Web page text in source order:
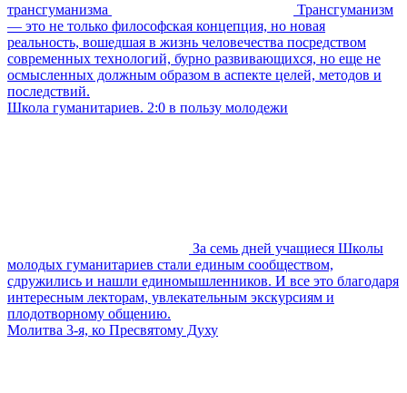
трансгуманизма
Трансгуманизм
— это не только философская концепция, но новая
реальность, вошедшая в жизнь человечества посредством
современных технологий, бурно развивающихся, но еще не
осмысленных должным образом в аспекте целей, методов и
последствий.
Школа гуманитариев. 2:0 в пользу молодежи
За семь дней учащиеся Школы
молодых гуманитариев стали единым сообществом,
сдружились и нашли единомышленников. И все это благодаря
интересным лекторам, увлекательным экскурсиям и
плодотворному общению.
Молитва 3-я, ко Пресвятому Духу